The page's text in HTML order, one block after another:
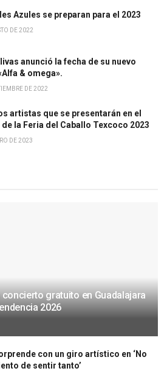
Azules se preparan para el 2023
DE 2022
anunció la fecha de su nuevo
& omega».
DE 2022
artistas que se presentarán en el
de la Feria del Caballo Texcoco 2023
DE 2023
gratuito en Guadalajara
2026
con un giro artístico en ‘No
de sentir tanto’